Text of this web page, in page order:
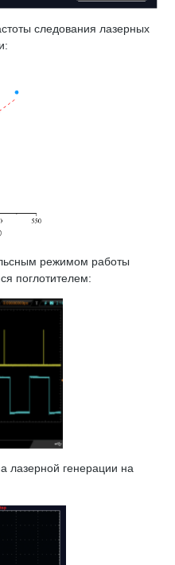
следования лазерных
режимом работы
поглотителем:
лазерной генерации на